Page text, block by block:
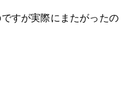
すが実際にまたがったの